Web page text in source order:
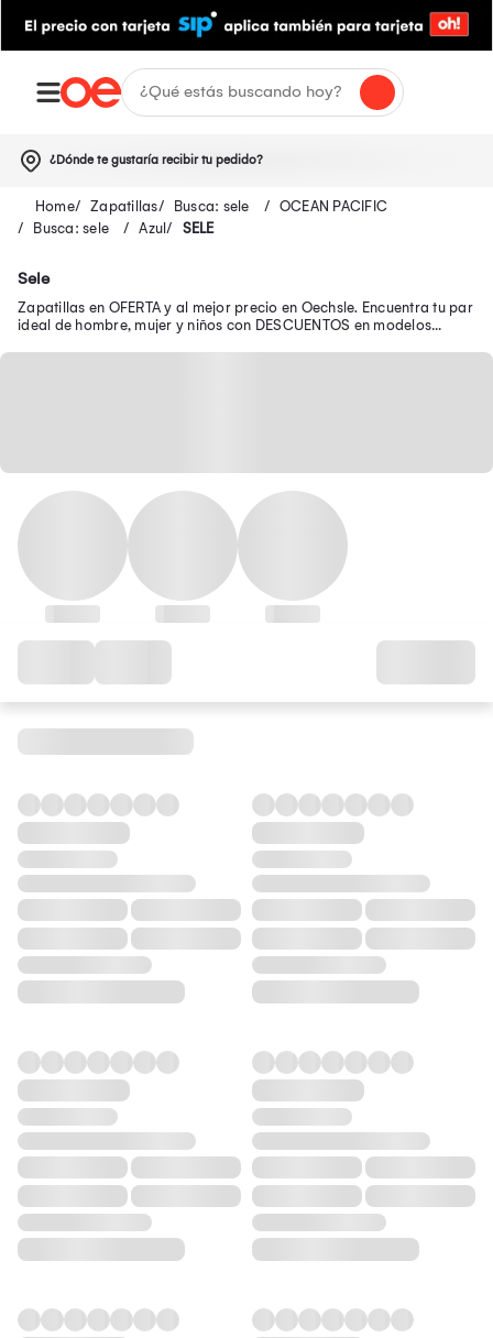
¿Dónde te gustaría recibir tu pedido?
Zapatillas Busca: sele
OCEAN PACIFIC
Busca: sele
Azul SELE
Sele
Zapatillas en OFERTA y al mejor precio en Oechsle. Encuentra tu par
ideal de hombre, mujer y niños con DESCUENTOS en modelos